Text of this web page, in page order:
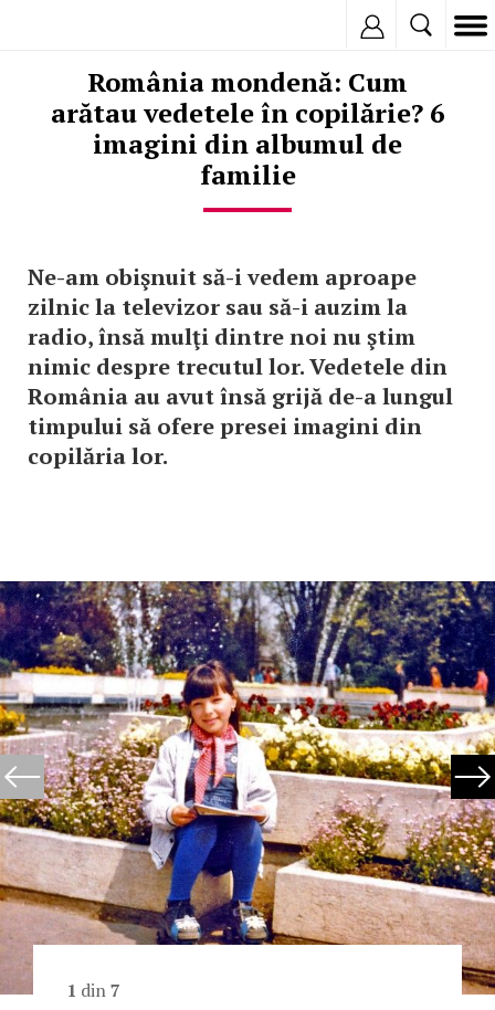
România mondenă: Cum
arătau vedetele în copilărie? 6
imagini din albumul de
familie
Ne-am obişnuit să-i vedem aproape
zilnic la televizor sau să-i auzim la
radio, însă mulţi dintre noi nu ştim
nimic despre trecutul lor. Vedetele din
România au avut însă grijă de-a lungul
timpului să ofere presei imagini din
copilăria lor.
1 din7